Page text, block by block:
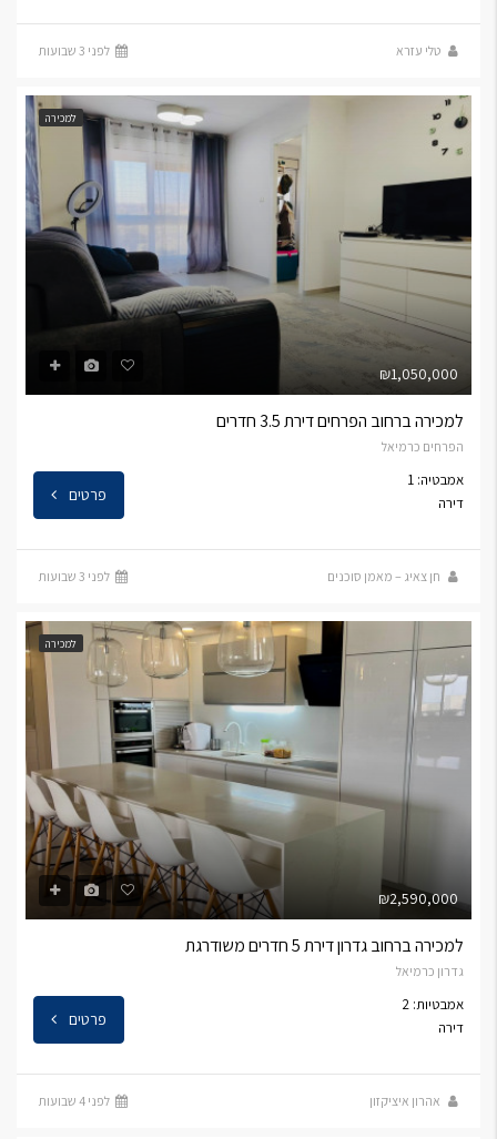
טלי עזרא לפני 3 שבועות
למכירה
₪1,050,000
למכירה ברחוב הפרחים דירת 3.5 חדרים
הפרחים כרמיאל
אמבטיה: 1
דירה
פרטים
חן צאיג – מאמן סוכנים לפני 3 שבועות
למכירה
₪2,590,000
למכירה ברחוב גדרון דירת 5 חדרים משודרגת
גדרון כרמיאל
אמבטיות: 2
דירה
פרטים
אהרון איציקזון לפני 4 שבועות